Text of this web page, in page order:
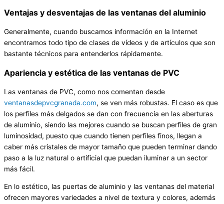
Ventajas y desventajas de las ventanas del aluminio
Generalmente, cuando buscamos información en la Internet
encontramos todo tipo de clases de vídeos y de artículos que son
bastante técnicos para entenderlos rápidamente.
Apariencia y estética de las ventanas de PVC
Las ventanas de PVC, como nos comentan desde
ventanasdepvcgranada.com, se ven más robustas. El caso es que
los perfiles más delgados se dan con frecuencia en las aberturas
de aluminio, siendo las mejores cuando se buscan perfiles de gran
luminosidad, puesto que cuando tienen perfiles finos, llegan a
caber más cristales de mayor tamaño que pueden terminar dando
paso a la luz natural o artificial que puedan iluminar a un sector
más fácil.
En lo estético, las puertas de aluminio y las ventanas del material
ofrecen mayores variedades a nivel de textura y colores, además